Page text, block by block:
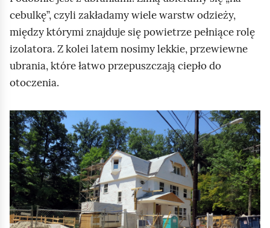
cebulkę”, czyli zakładamy wiele warstw odzieży,
między którymi znajduje się powietrze pełniące rolę
izolatora. Z kolei latem nosimy lekkie, przewiewne
ubrania, które łatwo przepuszczają ciepło do
otoczenia.
K
l
i
k
n